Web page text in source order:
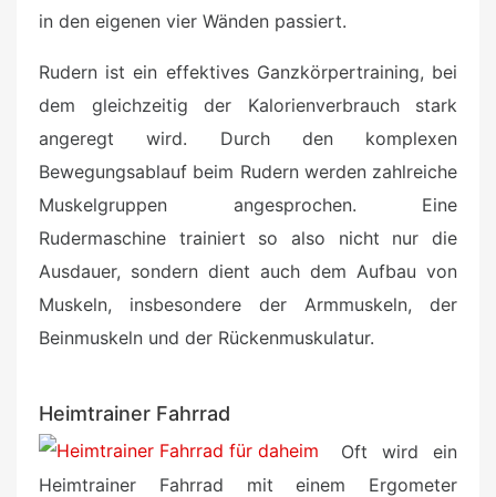
in den eigenen vier Wänden passiert.
Rudern ist ein effektives Ganzkörpertraining, bei
dem gleichzeitig der Kalorienverbrauch stark
angeregt wird. Durch den komplexen
Bewegungsablauf beim Rudern werden zahlreiche
Muskelgruppen angesprochen. Eine
Rudermaschine trainiert so also nicht nur die
Ausdauer, sondern dient auch dem Aufbau von
Muskeln, insbesondere der Armmuskeln, der
Beinmuskeln und der Rückenmuskulatur.
Heimtrainer Fahrrad
Oft wird ein
Heimtrainer Fahrrad mit einem Ergometer